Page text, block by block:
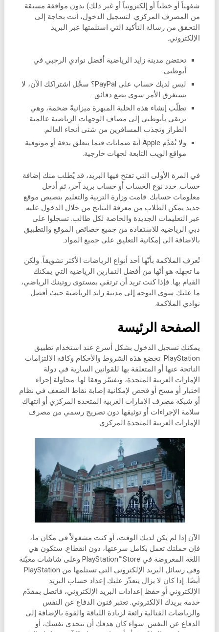
شفهياً أو خطياً أو إلكترونياً أو غير ذلك) بدون موافقة مسبقة
من المصرف المركزي. لتسجيل الدخول، أنت بحاجة إلى
التحقق من رسالة التأكيد التي استلمتها عبر البريد
الإلكتروني.
تحتضن مدينة زايد الرياضية أفضل نوادي الرجبي في
أبوظبي.
ليس لديك حساب على PayPal؟ سجِّل اشتراكك الآن، لا
يستغرق الأمر سوى بضع دقائق.
تطلّب إنشاء هذه الحلبة المبهرة ميزانيةً ضخمة، وهي
ترتقي بأبوظبي إلى مصاف الوجهات الرياضية عالمية
الطراز وتجذب المسافرين من شتى أنحاء العالم.
ولا تُقدّم Apple أية ضمانات فيما يتعلق بدقة أو موثوقية
مواقع الويب التابعة لجهات خارجية.
في المرة الأولى التي تفتح فيها البريد، قد يُطلب منك إضافة
حساب. حدد نوع الحساب أو حساب بريد آخر، ثم أدخل
معلومات حسابك. قامت وزارة التربية والتعليم بتصيص موقع
جديد يمكن الطلاب من معرفة النتائج من خلال الدخول عليه
عبر التعليمات الجديدة والخاصة لكل طالب. تسجلوا على
دبي الرياضية للاستفادة من جميع خصائص الموقع والتطبيق
بالاضافة الى إمكانية التعليق على جميع المواد.
تُعرف الملاكمة بأنّها أحد أنواع الرياضات الأكثر تشويقاً. ولكن
ما تجهله هو أنّها من أفضل التمارين الرياضية التي يمكنك
القيام بها. فإذا كنت تريد أن ترتقي بمستوى روتينك الرياضي،
ما عليك سوى التوجه إلى مدينة زايد الرياضية حيث أفضل
نوادي الملاكمة.
الصفحة الرئيسة
يمكنك تسجيل الدخول بشكل أسرع عند استخدام تطبيق
PlayStation. تخضع هذه الشروط والأحكام وكافة الالتزامات
الناتجة عنها أو المتعلقة بها للقوانين السارية في دولة
الإمارات العربية المتحدة، وتفسّر وفقا لها. محاولة إجراء
اختبار أو مسح أو فحص لإمكانية إصابة نقاط الضعف في نظام
أو شبكة مصرف الإمارات العربية المتحدة المركزي أو انتهاك
سلامة الإجراءات أو توثيقها دون تصريح رسمي من مصرف
الإمارات العربية المتحدة المركزي.
الآن إذا لم يكن لديك الوقت، أو كنت مشغولاً في مكان ما،
فإن حملتك تعمل بكامل سرعتها، دون انقطاع. ستكون هي
اللغة المعروضة في PlayStation™Store وعلى شاشات معيّنة
وفي رسائل البريد الإلكتروني التي تستلمها من PlayStation
أيضًا. إذا كان لا يزال يتعذّر عليك إعداد حساب البريد
الإلكتروني أو حفظ إعدادات البريد الإلكتروني، فاتصل بمقدّم
خدمة بريدك الإلكتروني. تعتبر فنون الدفاع عن النفس
والرياضات القتالية رائعة لزيادة اللياقة والقوة بالإضافة إلى
الدفاع عن النفس. سواء كان هدفك أن تتحدى نفسك، أو